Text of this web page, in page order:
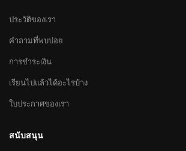
ประวัติของเรา
คำถามที่พบบ่อย
การชำระเงิน
เรียนไปแล้วได้อะไรบ้าง
ใบประกาศของเรา
สนับสนุน